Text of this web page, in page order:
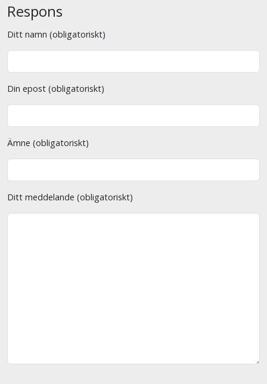
Respons
Ditt namn (obligatoriskt)
Din epost (obligatoriskt)
Ämne (obligatoriskt)
Ditt meddelande (obligatoriskt)